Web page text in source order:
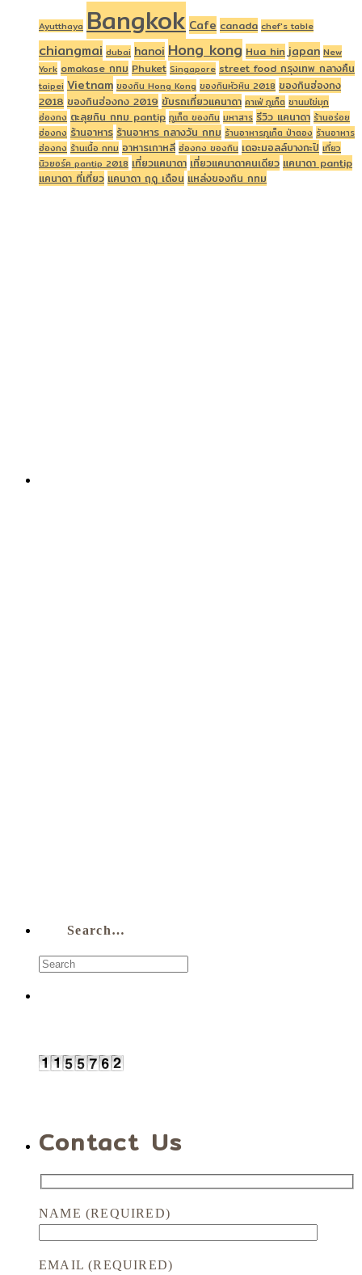
Ayutthaya Bangkok Cafe canada chef's table
chiangmai dubai hanoi Hong kong Hua hin japan New
York omakase กทม Phuket Singapore street food กรุงเทพ กลางคืน
taipei Vietnam ของกิน Hong Kong ของกินหัวหิน 2018 ของกินฮ่องกง
2018 ของกินฮ่องกง 2019 ขับรถเที่ยวแคนาดา คาเฟ่ ภูเก็ต ชานมไข่มุก
ฮ่องกง ตะลุยกิน กทม pantip ภูเก็ต ของกิน มหาสาร รีวิว แคนาดา ร้านอร่อย
ฮ่องกง ร้านอาหาร ร้านอาหาร กลางวัน กทม ร้านอาหารภูเก็ต ป่าตอง ร้านอาหาร
ฮ่องกง ร้านเนื้อ กทม อาหารเกาหลี ฮ่องกง ของกิน เดอะมอลล์บางกะปิ เที่ยว
นิวยอร์ค pantip 2018 เที่ยวแคนาดา เที่ยวแคนาดาคนเดียว แคนาดา pantip
แคนาดา ที่เที่ยว แคนาดา ฤดู เดือน แหล่งของกิน กทม
Search…
Contact Us
NAME (REQUIRED)
EMAIL (REQUIRED)